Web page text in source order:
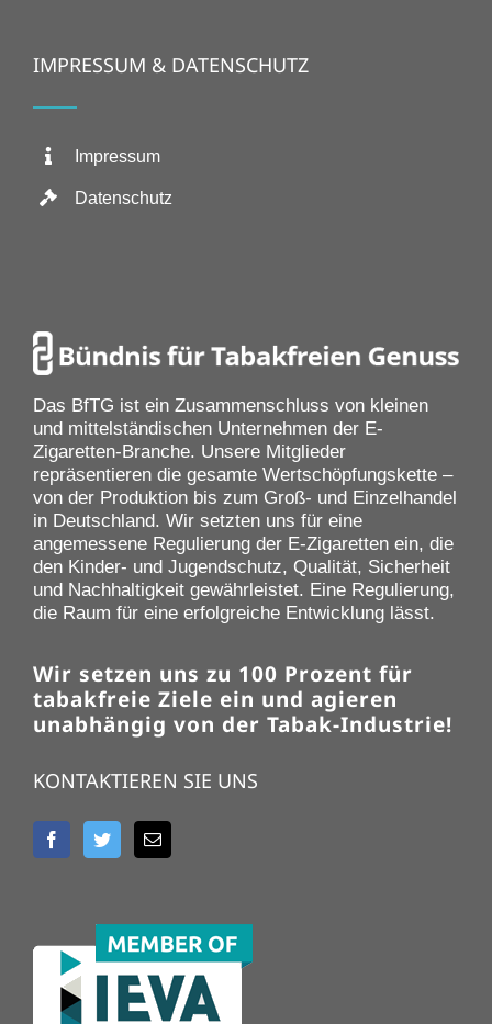
IMPRESSUM & DATENSCHUTZ
Impressum
Datenschutz
Das BfTG ist ein Zusammenschluss von kleinen
und mittelständischen Unternehmen der E-
Zigaretten-Branche. Unsere Mitglieder
repräsentieren die gesamte Wertschöpfungskette –
von der Produktion bis zum Groß- und Einzelhandel
in Deutschland. Wir setzten uns für eine
angemessene Regulierung der E-Zigaretten ein, die
den Kinder- und Jugendschutz, Qualität, Sicherheit
und Nachhaltigkeit gewährleistet. Eine Regulierung,
die Raum für eine erfolgreiche Entwicklung lässt.
Wir setzen uns zu 100 Prozent für
tabakfreie Ziele ein und agieren
unabhängig von der Tabak-Industrie!
KONTAKTIEREN SIE UNS